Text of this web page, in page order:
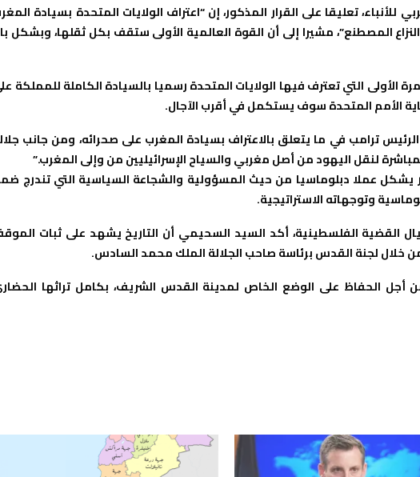
تعليقا على القرار المذكور، إن “اعتراف الولايات المتحدة بسيادة
المصطنع”، مشيرا إلى أن القوة العالمية الأولى ستقف بكل ثقلها، وبشكل
الأولى التي تعترف فيها الولايات المتحدة رسميا بالسيادة الكاملة للمملكة
الأمم المتحدة سوف يستكمل في أقرب الآجال.
ترامب في ما يتعلق بالاعتراف بسيادة المغرب على صحرائه، ومن جانب
لنقل اليهود من أصل مغربي والسياح الإسرائيليين من وإلى المغرب.”
عملا دبلوماسيا من حيث المسؤولية والشجاعة السياسية التي تندرج
وتوجهاته الاستراتيجية.
القضية الفلسطينية، أكد السيد السحيمي أن التاريخ يشهد على ثبات
خلال لجنة القدس برئاسة صاحب الجلالة الملك محمد السادس.
أجل الحفاظ على الوضع الخاص لمدينة القدس الشريف، بكامل تراثها